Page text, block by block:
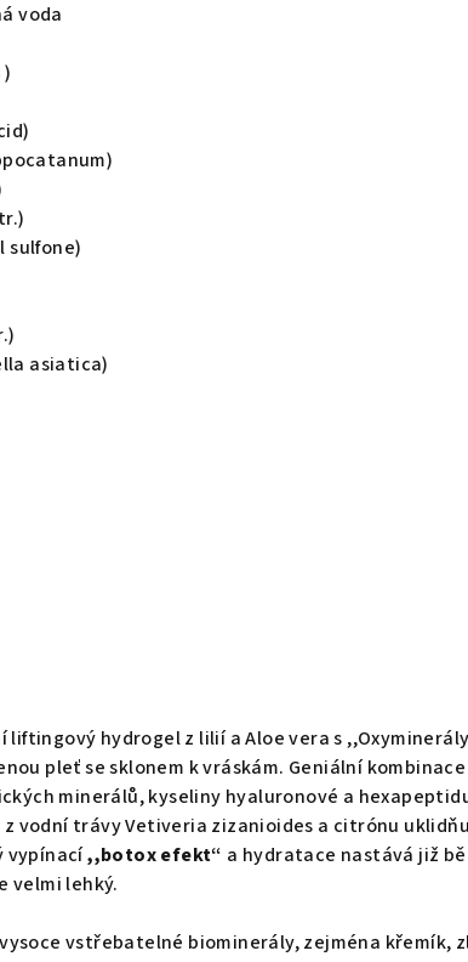
voda
sulfone)
asiatica)
hydrogel z lilií a Aloe vera s
pleť se sklonem k vráskám. Geniální kombinace
minerálů, kyseliny hyaluronové a
vodní trávy Vetiveria zizanioides a citrónu
vypínací,,botox efekt“ a hydratace nastává již
velmi lehký.
vstřebatelné biominerály, zejména křemík,